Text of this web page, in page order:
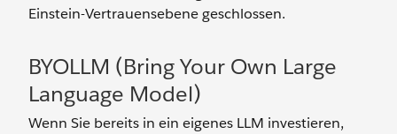
Einstein-Vertrauensebene geschlossen.
BYOLLM (Bring Your Own Large
Language Model)
Wenn Sie bereits in ein eigenes LLM investieren,